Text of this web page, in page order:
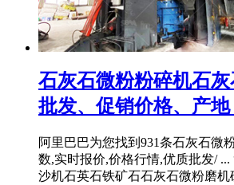
石灰石微粉粉碎机石
批发、促销价格、产地
阿里巴巴为您找到931条石灰石微
数,实时报价,价格行情,优质批发/
沙机石英石铁矿石石灰石微粉磨